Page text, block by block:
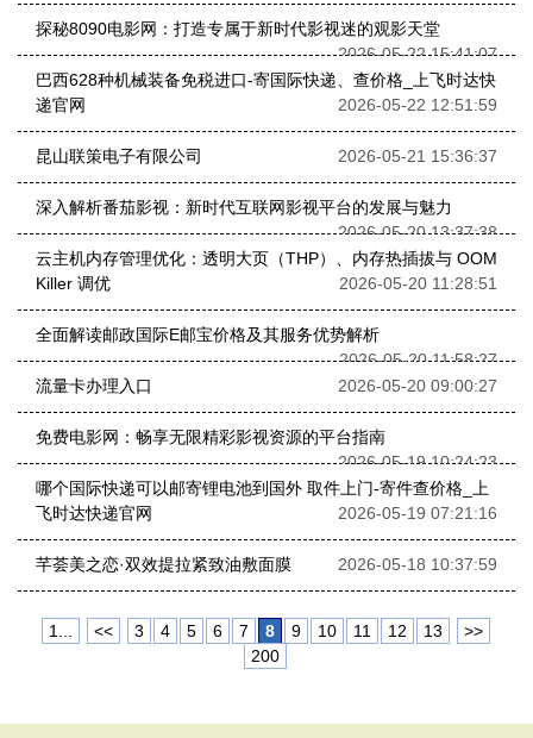
探秘8090电影网：打造专属于新时代影视迷的观影天堂
2026-05-22 15:41:07
巴西628种机械装备免税进口-寄国际快递、查价格_上飞时达快
递官网
2026-05-22 12:51:59
昆山联策电子有限公司 2026-05-21 15:36:37
深入解析番茄影视：新时代互联网影视平台的发展与魅力
2026-05-20 13:37:38
云主机内存管理优化：透明大页（THP）、内存热插拔与 OOM
Killer 调优
2026-05-20 11:28:51
全面解读邮政国际E邮宝价格及其服务优势解析
2026-05-20 11:58:27
流量卡办理入口
2026-05-20 09:00:27
免费电影网：畅享无限精彩影视资源的平台指南
2026-05-19 10:24:23
哪个国际快递可以邮寄锂电池到国外 取件上门-寄件查价格_上
飞时达快递官网
2026-05-19 07:21:16
芊荟美之恋·双效提拉紧致油敷面膜 2026-05-18 10:37:59
1... << 3 4 5 6 7 8 9 10 11 12 13
>>
200